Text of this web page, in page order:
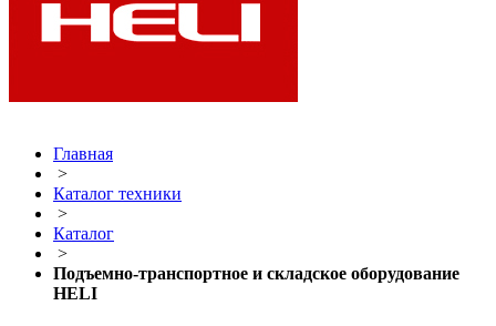
Главная
>
Каталог техники
>
Каталог
>
Подъемно-транспортное и складское оборудование
HELI